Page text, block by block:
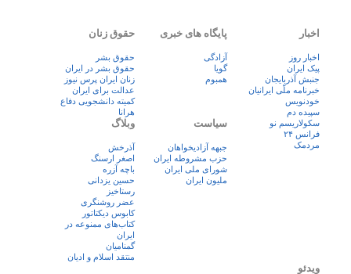
اخبار
اخبار روز
پيک ايران
جنبش آذربایجان
خبرنامه ملّی ایرانیان
خودنویس
سپیده دم
سکولاریسم نو
فرانس ۲۴
مردمک
پایگاه های خبری
آزادگی
گویا
همبوم
حقوق زنان
حقوق بشر
حقوق بشر در ایران
زنان ايران پرس نيوز
عدالت برای ایران
کمیته دانشجویی دفاع
هرانا
سیاست
جبهه آزادیخواهان
حزب مشروطه ایران
شورای ملی ایران
ملیون ایران
وبلاگ
آذرخش
اصغر ارسنگ
باچه آزره
حسین یزدانی
رستاخیز
عضر روشنگری
کابوس دیکتاتور
کتاب‌های ممنوعه در
ایران
گمنامیان
منتقد اسلام و ادیان
ویدئو